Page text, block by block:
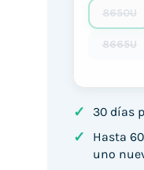
8650U
8665U
✓ 30 días
✓
Hasta
uno